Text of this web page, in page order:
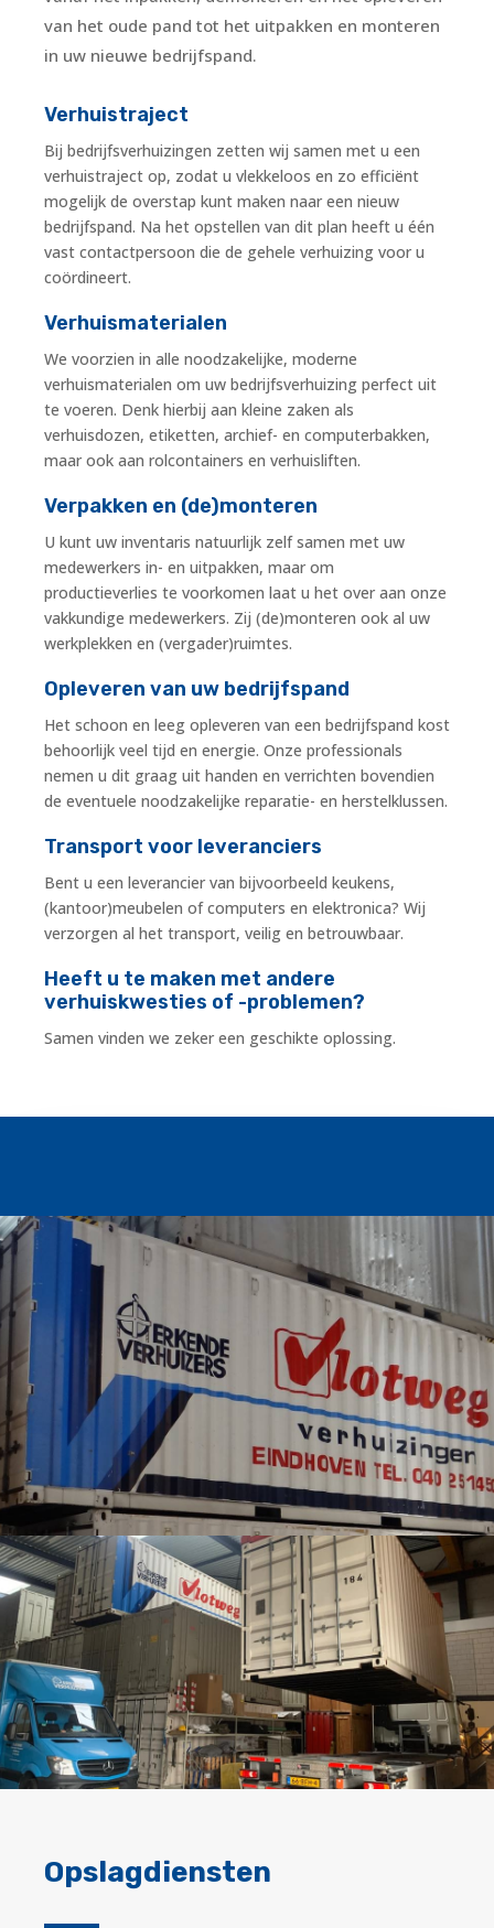
van het oude pand tot het uitpakken en monteren
in uw nieuwe bedrijfspand.
Verhuistraject
Bij bedrijfsverhuizingen zetten wij samen met u een
verhuistraject op, zodat u vlekkeloos en zo efficiënt
mogelijk de overstap kunt maken naar een nieuw
bedrijfspand. Na het opstellen van dit plan heeft u één
vast contactpersoon die de gehele verhuizing voor u
coördineert.
Verhuismaterialen
We voorzien in alle noodzakelijke, moderne
verhuismaterialen om uw bedrijfsverhuizing perfect uit
te voeren. Denk hierbij aan kleine zaken als
verhuisdozen, etiketten, archief- en computerbakken,
maar ook aan rolcontainers en verhuisliften.
Verpakken en (de)monteren
U kunt uw inventaris natuurlijk zelf samen met uw
medewerkers in- en uitpakken, maar om
productieverlies te voorkomen laat u het over aan onze
vakkundige medewerkers. Zij (de)monteren ook al uw
werkplekken en (vergader)ruimtes.
Opleveren van uw bedrijfspand
Het schoon en leeg opleveren van een bedrijfspand kost
behoorlijk veel tijd en energie. Onze professionals
nemen u dit graag uit handen en verrichten bovendien
de eventuele noodzakelijke reparatie- en herstelklussen.
Transport voor leveranciers
Bent u een leverancier van bijvoorbeeld keukens,
(kantoor)meubelen of computers en elektronica? Wij
verzorgen al het transport, veilig en betrouwbaar.
Heeft u te maken met andere
verhuiskwesties of -problemen?
Samen vinden we zeker een geschikte oplossing.
Opslagdiensten